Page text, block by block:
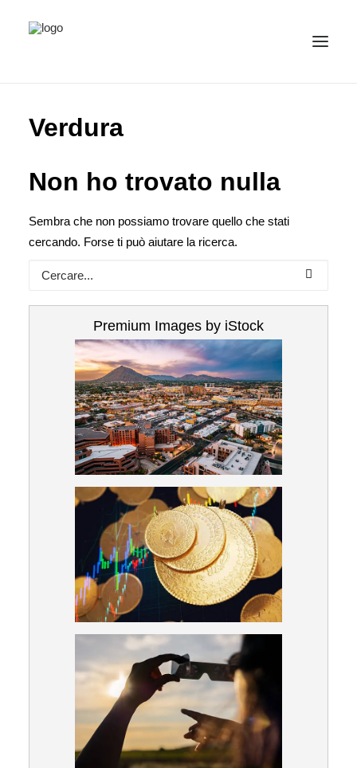
IMMAGINI
ITALIANO (ITALIANO
PRIVACY
Verdura
Non ho trovato nulla
Sembra che non possiamo trovare quello che stati
cercando. Forse ti può aiutare la ricerca.
Premium Images by iStock